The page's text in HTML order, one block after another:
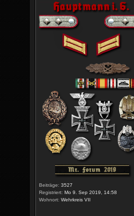
Beiträge: 3527
Registriert: Mo 9. Sep 2019, 14:58
Wohnort: Wehrkreis VII